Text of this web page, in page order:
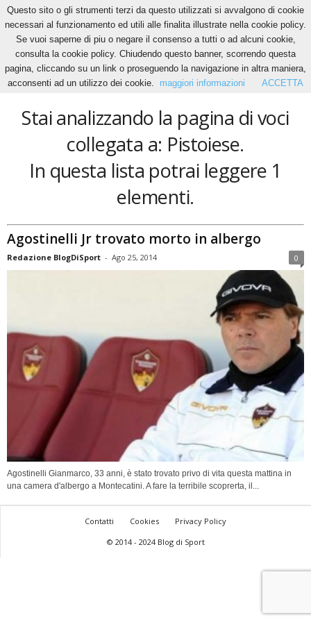
Home Tags Pistoiese
Pistoiese
Stai analizzando la pagina di voci
collegata a: Pistoiese.
In questa lista potrai leggere 1
elementi.
Agostinelli Jr trovato morto in albergo
Redazione BlogDiSport - Ago 25, 2014 0
Agostinelli Gianmarco, 33 anni, è stato trovato privo di vita questa mattina in
una camera d'albergo a Montecatini. A fare la terribile scoprerta, il...
Contatti Cookies
Privacy Policy
© 2014 - 2024 Blog di Sport
Questo sito o gli strumenti terzi da questo utilizzati si avvalgono di cookie
necessari al funzionamento ed utili alle finalita illustrate nella cookie policy.
Se vuoi saperne di piu o negare il consenso a tutti o ad alcuni cookie,
consulta la cookie policy. Chiudendo questo banner, scorrendo questa
pagina, cliccando su un link o proseguendo la navigazione in altra maniera,
acconsenti ad un utilizzo dei cookie.
maggiori informazioni ACCETTA